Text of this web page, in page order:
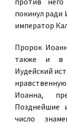
покинул ради
император
Пророк
также и в
Иудейский
Иоанна,
Позднейшие
число